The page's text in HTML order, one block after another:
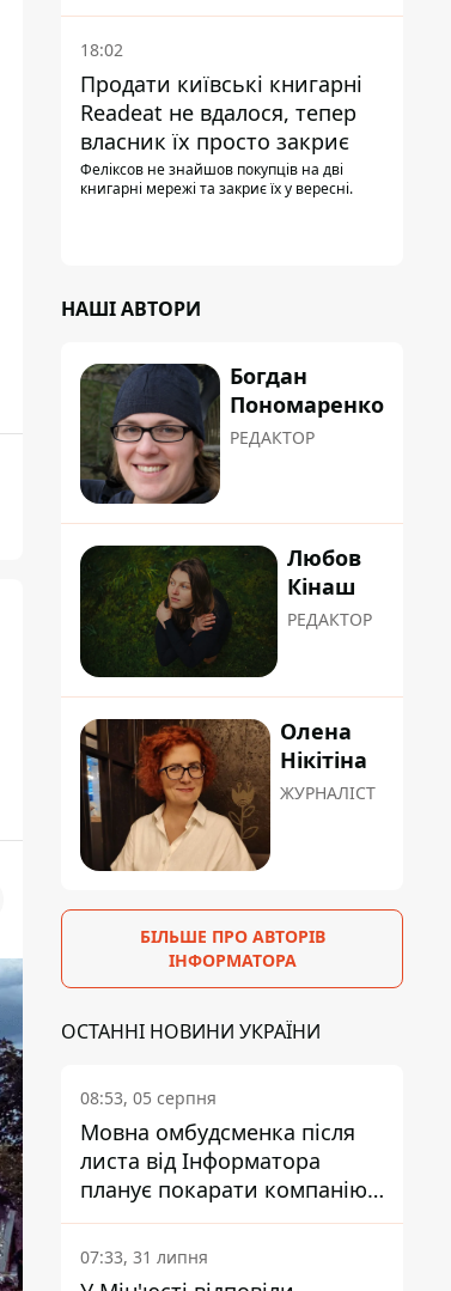
18:02
Продати київські книгарні
Readeat не вдалося, тепер
власник їх просто закриє
Феліксов не знайшов покупців на дві
книгарні мережі та закриє їх у вересні.
НАШІ АВТОРИ
Богдан
Пономаренко
РЕДАКТОР
Любов
Кінаш
РЕДАКТОР
Олена
Нікітіна
ЖУРНАЛІСТ
БІЛЬШЕ ПРО АВТОРІВ
ІНФОРМАТОРА
ОСТАННІ НОВИНИ УКРАЇНИ
08:53, 05 серпня
Мовна омбудсменка після
листа від Інформатора
планує покарати компанію-
підрядника ПриватБанку
07:33, 31 липня